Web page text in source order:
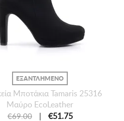
ΕΞΑΝΤΛΗΜΕΝΟ
Μποτάκια Tamaris 25316
Μαύρο EcoLeather
€69.00 | €51.75